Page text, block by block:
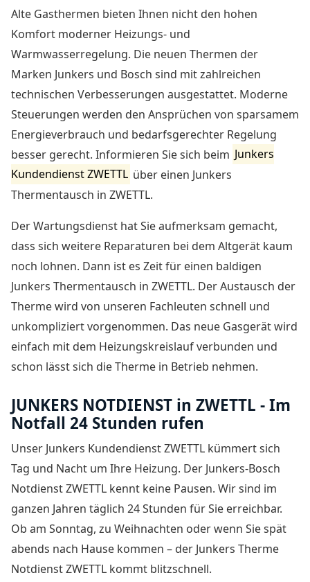
Alte Gasthermen bieten Ihnen nicht den hohen
Komfort moderner Heizungs- und
Warmwasserregelung. Die neuen Thermen der
Marken Junkers und Bosch sind mit zahlreichen
technischen Verbesserungen ausgestattet. Moderne
Steuerungen werden den Ansprüchen von sparsamem
Energieverbrauch und bedarfsgerechter Regelung
besser gerecht. Informieren Sie sich beim Junkers
Kundendienst ZWETTL über einen Junkers
Thermentausch in ZWETTL.
Der Wartungsdienst hat Sie aufmerksam gemacht,
dass sich weitere Reparaturen bei dem Altgerät kaum
noch lohnen. Dann ist es Zeit für einen baldigen
Junkers Thermentausch in ZWETTL. Der Austausch der
Therme wird von unseren Fachleuten schnell und
unkompliziert vorgenommen. Das neue Gasgerät wird
einfach mit dem Heizungskreislauf verbunden und
schon lässt sich die Therme in Betrieb nehmen.
JUNKERS NOTDIENST in ZWETTL - Im
Notfall 24 Stunden rufen
Unser Junkers Kundendienst ZWETTL kümmert sich
Tag und Nacht um Ihre Heizung. Der Junkers-Bosch
Notdienst ZWETTL kennt keine Pausen. Wir sind im
ganzen Jahren täglich 24 Stunden für Sie erreichbar.
Ob am Sonntag, zu Weihnachten oder wenn Sie spät
abends nach Hause kommen – der Junkers Therme
Notdienst ZWETTL kommt blitzschnell.